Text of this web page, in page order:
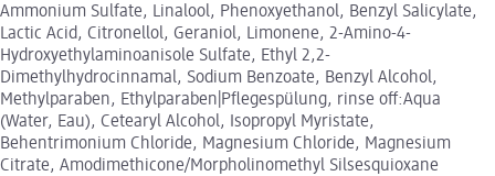
Ammonium Sulfate, Linalool, Phenoxyethanol, Benzyl Salicylate,
Lactic Acid, Citronellol, Geraniol, Limonene, 2-Amino-4-
Hydroxyethylaminoanisole Sulfate, Ethyl 2,2-
Dimethylhydrocinnamal, Sodium Benzoate, Benzyl Alcohol,
Methylparaben, Ethylparaben|Pflegespülung, rinse off:Aqua
(Water, Eau), Cetearyl Alcohol, Isopropyl Myristate,
Behentrimonium Chloride, Magnesium Chloride, Magnesium
Citrate, Amodimethicone/Morpholinomethyl Silsesquioxane